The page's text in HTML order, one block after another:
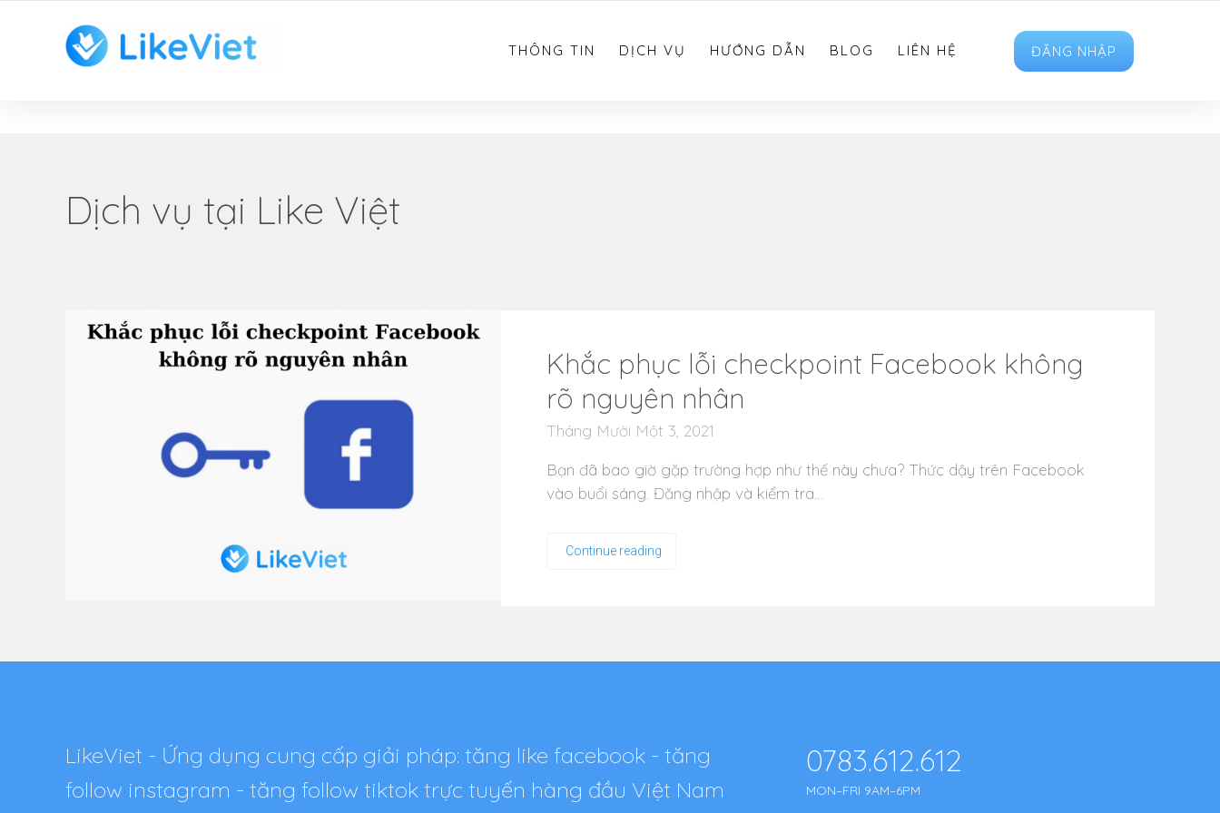
THÔNG TIN DỊCH VỤ HƯỚNG DẪN BLOG LIÊN HỆ ĐĂNG NHẬP
Dịch vụ tại Like Việt
Khắc phục lỗi checkpoint Facebook không
rõ nguyên nhân
Tháng Mười Một 3, 2021
Bạn đã bao giờ gặp trường hợp như thế này chưa? Thức dậy trên Facebook
vào buổi sáng. Đăng nhập và kiểm tra…
Continue reading
LikeViet - Ứng dụng cung cấp giải pháp: tăng like facebook - tăng
follow instagram - tăng follow tiktok trực tuyến hàng đầu Việt Nam
0783.612.612
MON–FRI 9AM–6PM